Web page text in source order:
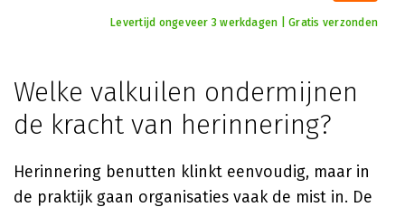
Levertijd ongeveer 3 werkdagen | Gratis verzonden
Welke valkuilen ondermijnen
de kracht van herinnering?
Herinnering benutten klinkt eenvoudig, maar in
de praktijk gaan organisaties vaak de mist in. De